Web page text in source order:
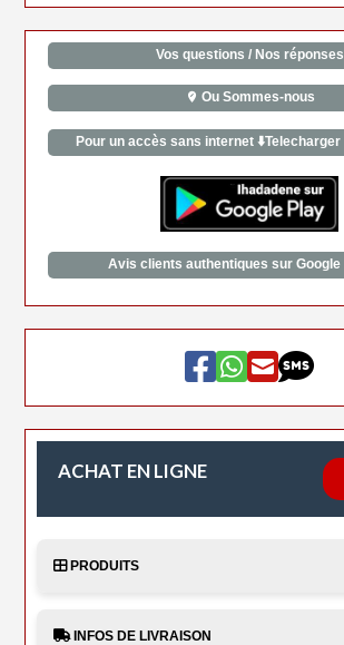
Vos questions / Nos réponses
Ou Sommes-nous
Pour un accès sans internet
Avis clients authentiques sur Google
ACHAT EN LIGNE
PRODUITS
INFOS DE LIVRAISON